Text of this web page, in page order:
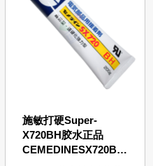
施敏打硬Super-
X720BH胶水正品
CEMEDINESX720BH